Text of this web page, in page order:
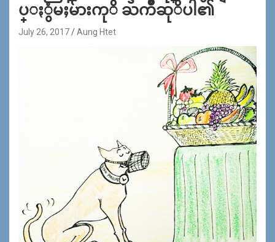
ပ္ႏွံမႈမ်ားကုိ ႀကိဳဆုိပါ၏
July 26, 2017 Aung Htet